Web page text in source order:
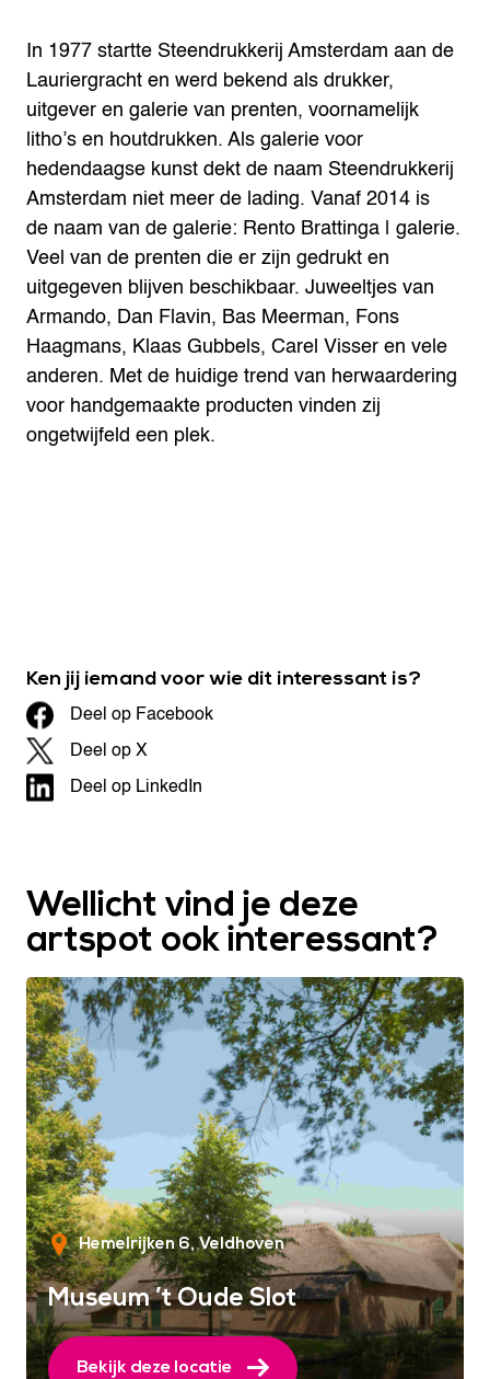
In 1977 startte Steendrukkerij Amsterdam aan de
Lauriergracht en werd bekend als drukker,
uitgever en galerie van prenten, voornamelijk
litho’s en houtdrukken. Als galerie voor
hedendaagse kunst dekt de naam Steendrukkerij
Amsterdam niet meer de lading. Vanaf 2014 is
de naam van de galerie: Rento Brattinga | galerie.
Veel van de prenten die er zijn gedrukt en
uitgegeven blijven beschikbaar. Juweeltjes van
Armando, Dan Flavin, Bas Meerman, Fons
Haagmans, Klaas Gubbels, Carel Visser en vele
anderen. Met de huidige trend van herwaardering
voor handgemaakte producten vinden zij
ongetwijfeld een plek.
Ken jij iemand voor wie dit interessant is?
Deel op Facebook
Deel op X
Deel op LinkedIn
Wellicht vind je deze
artspot ook interessant?
Hemelrijken 6 Veldhoven
Museum ’t Oude Slot
Bekijk deze locatie